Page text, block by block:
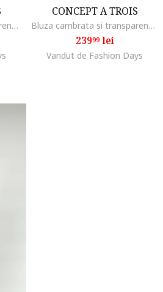
Bluza cambrata si transparenta cu guler, Negru
CONCEPT A TROIS
Bluza cambrata si transparenta cu decolteu pe umeri, Maro taupe
23999lei
Vandut de Fashion Days